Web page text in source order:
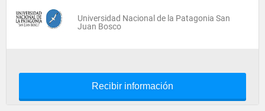
Universidad Nacional de la Patagonia San
Juan Bosco
Recibir información